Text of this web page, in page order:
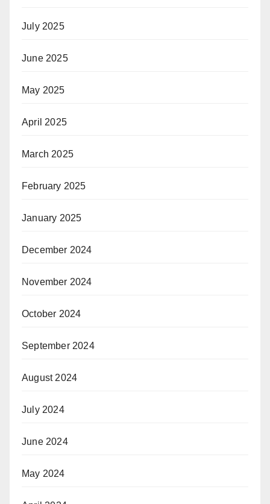
July 2025
June 2025
May 2025
April 2025
March 2025
February 2025
January 2025
December 2024
November 2024
October 2024
September 2024
August 2024
July 2024
June 2024
May 2024